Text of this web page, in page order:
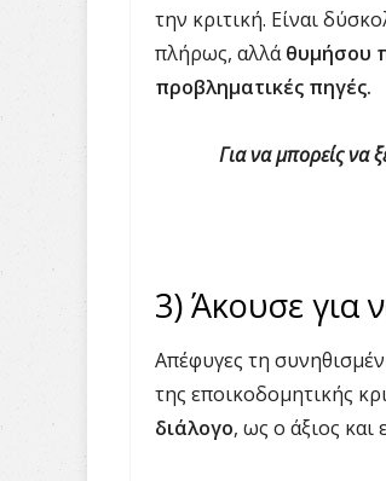
την κριτική. Είναι
πλήρως, αλλάθυμήσου
προβληματικές πηγές.
Για να μπορείς να
3) Άκουσε για
Απέφυγες τη
της εποικοδομητικής
διάλογο, ως ο άξιος και